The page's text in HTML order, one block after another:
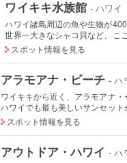
ワイキキ水族館 - ハワイ
ハワイ諸島周辺の魚や生物が
世界一大きなシャコ貝など、こ
スポット情報を見る
アラモアナ・ビーチ - ハ
ワイキキから近く、アラモアナ
ハワイでも最も美しいサンセッ
スポット情報を見る
アウトドア・ハワイ - ハ